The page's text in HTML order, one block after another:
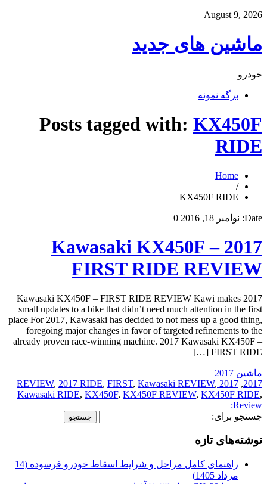
August 9, 2026
ماشین های جدید
خودرو
برگه نمونه
Posts tagged with: KX450F
RIDE
Home
/
KX450F RIDE
Date: نوامبر 18, 2016 0
2017 Kawasaki KX450F –
FIRST RIDE REVIEW
2017 Kawasaki KX450F – FIRST RIDE REVIEW Kawi makes
small updates to a bike that didn’t need much attention in the first
place For 2017, Kawasaki has decided to not mess up a good thing,
foregoing major changes in favor of targeted refinements to the
already proven race-winning machine. 2017 Kawasaki KX450F –
FIRST RIDE […]
ماشین 2017
2017
,
2017 REVIEW
, 2017 RIDE, FIRST, Kawasaki REVIEW,
Kawasaki RIDE, KX450F, KX450F REVIEW, KX450F RIDE,
Review:
جستجو برای:
نوشته‌های تازه
راهنمای کامل مراحل و شرایط اسقاط خودرو فرسوده (14
مرداد 1405)